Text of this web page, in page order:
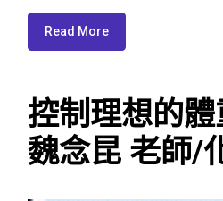
Read More
控制理想的體
魏念昆 老師/